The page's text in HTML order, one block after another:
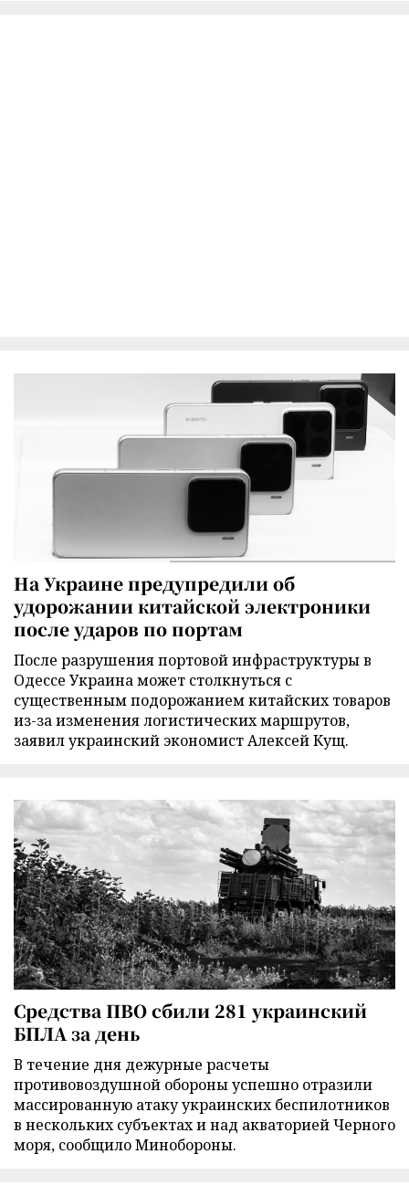
На Украине предупредили об
удорожании китайской электроники
после ударов по портам
После разрушения портовой инфраструктуры в
Одессе Украина может столкнуться с
существенным подорожанием китайских товаров
из-за изменения логистических маршрутов,
заявил украинский экономист Алексей Кущ.
Средства ПВО сбили 281 украинский
БПЛА за день
В течение дня дежурные расчеты
противовоздушной обороны успешно отразили
массированную атаку украинских беспилотников
в нескольких субъектах и над акваторией Черного
моря, сообщило Минобороны.